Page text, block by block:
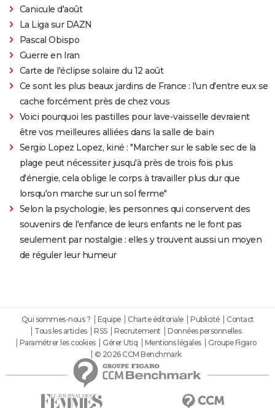
Canicule d'août
La Liga sur DAZN
Pascal Obispo
Guerre en Iran
Carte de l'éclipse solaire du 12 août
Ce sont les plus beaux jardins de France : l'un d'entre eux se
cache forcément près de chez vous
Voici pourquoi les pastilles pour lave-vaisselle devraient
être vos meilleures alliées dans la salle de bain
Sergio Lopez Lopez, kiné : "Marcher sur le sable sec de la
plage peut nécessiter jusqu'à près de trois fois plus
d'énergie, cela oblige le corps à travailler plus dur que
lorsqu'on marche sur un sol ferme"
Selon la psychologie, les personnes qui conservent des
souvenirs de l'enfance de leurs enfants ne le font pas
seulement par nostalgie : elles y trouvent aussi un moyen
de réguler leur humeur
Qui sommes-nous ? Equipe Charte éditoriale Publicité
Contact
Tous les articles
RSS Recrutement
Données personnelles
Paramétrer les cookies
Gérer Utiq Mentions légales
Groupe Figaro
© 2026 CCM Benchmark